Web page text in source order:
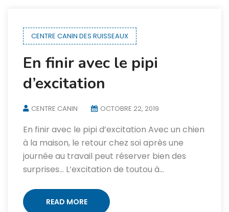
CENTRE CANIN DES RUISSEAUX
En finir avec le pipi
d’excitation
CENTRE CANIN OCTOBRE 22, 2019
En finir avec le pipi d’excitation Avec un chien
à la maison, le retour chez soi après une
journée au travail peut réserver bien des
surprises… L’excitation de toutou à…
READ MORE